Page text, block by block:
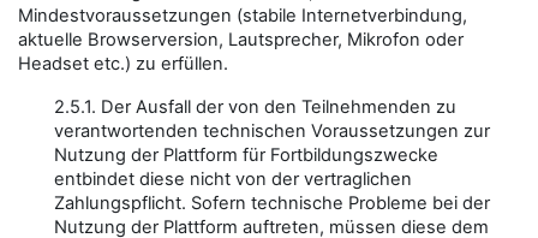
Mindestvoraussetzungen (stabile Internetverbindung,
aktuelle Browserversion, Lautsprecher, Mikrofon oder
Headset etc.) zu erfüllen.
2.5.1. Der Ausfall der von den Teilnehmenden zu
verantwortenden technischen Voraussetzungen zur
Nutzung der Plattform für Fortbildungszwecke
entbindet diese nicht von der vertraglichen
Zahlungspflicht. Sofern technische Probleme bei der
Nutzung der Plattform auftreten, müssen diese dem